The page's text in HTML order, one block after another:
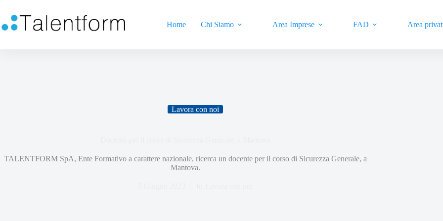
Home Chi Siamo Area Imprese FAD Area
Lavora con noi
TALENTFORM SpA, Ente Formativo a carattere nazionale, ricerca un docente per il corso di Sicurezza Generale, a
Mantova.